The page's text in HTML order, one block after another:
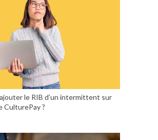
le RIB d’un intermittent sur
CulturePay ?